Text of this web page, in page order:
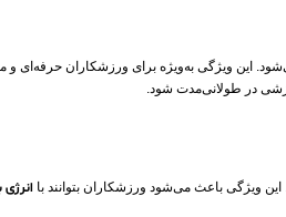
این ویژگی به‌ویژه برای ورزشکاران حرفه‌ای و
در طولانی‌مدت شود.
ویژگی باعث می‌شود ورزشکاران بتوانند با انرژی